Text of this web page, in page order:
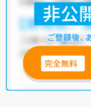
・病院・ 小児リ
他の条件でも人気の求
いただくか、お気軽に
全国の言語聴覚士求人か
無料転職支援サービス
グした上で求人をご提